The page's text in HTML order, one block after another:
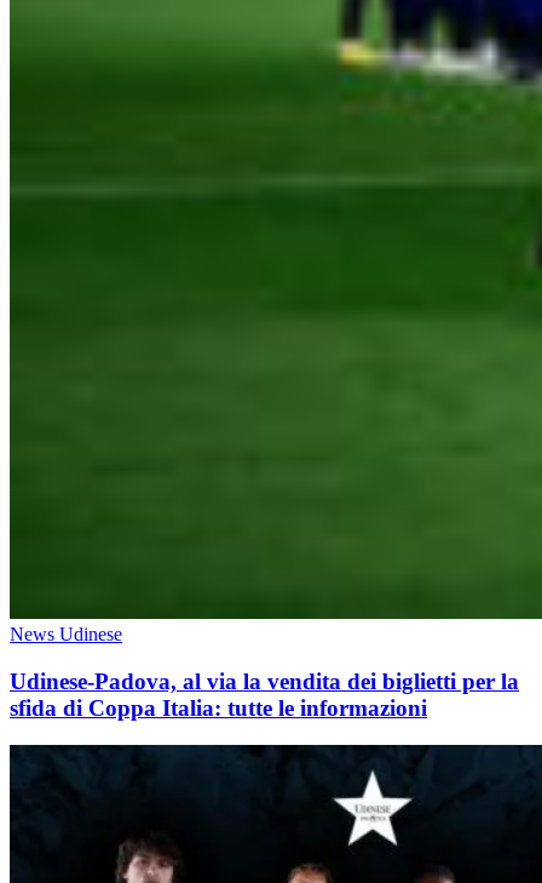
News Udinese
Udinese-Padova, al via la vendita dei biglietti per la
sfida di Coppa Italia: tutte le informazioni